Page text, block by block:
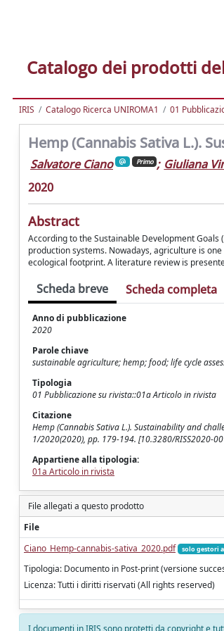
Catalogo dei prodotti
IRIS Catalogo Ricerca UNIROMA1 01
Hemp (Cannabis Sativa L.).
Salvatore Ciano Primo ; Giuliana
2020
Abstract
According to the Sustainable Development
production systems. Nowadays, agriculture is
ecological footprint. A literature review is
Scheda breve Scheda completa
Anno di pubblicazione
2020
Parole chiave
sustainable agriculture; hemp; food; life cycle
Tipologia
01 Pubblicazione su rivista::01a Articolo in rivista
Citazione
Hemp (Cannabis Sativa L.). Sustainability and
1/2020(2020), pp. 179-194. [10.3280/RISS2020-
Appartiene alla tipologia:
01a Articolo in rivista
File allegati a questo prodotto
File
Ciano_Hemp-cannabis-sativa_2020.pdf
solo gestori
Tipologia: Documento in Post-print (versione
Licenza: Tutti i diritti riservati (All rights reserved)
I documenti in IRIS sono protetti da copyright e